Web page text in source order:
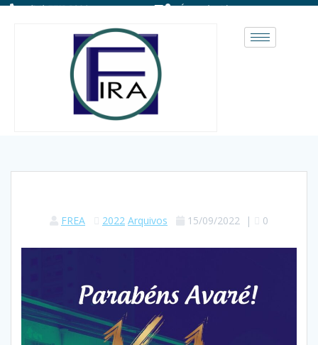
(14) 3711-1828 Área do Aluno
FREA 2022 Arquivos 15/09/2022 | 0